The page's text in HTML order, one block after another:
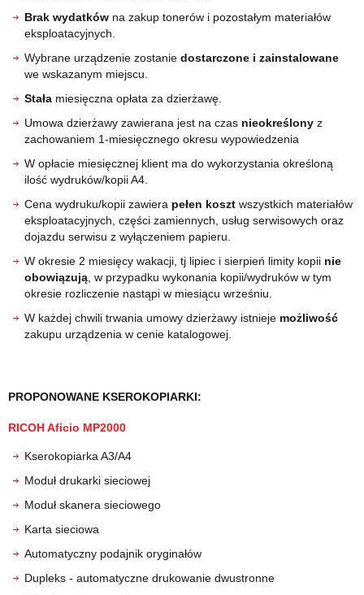
Brak wydatków na zakup tonerów i pozostałym materiałów
eksploatacyjnych.
Wybrane urządzenie zostanie dostarczone i zainstalowane
we wskazanym miejscu.
Stała miesięczna opłata za dzierżawę.
Umowa dzierżawy zawierana jest na czas nieokreślony z
zachowaniem 1-miesięcznego okresu wypowiedzenia
W opłacie miesięcznej klient ma do wykorzystania określoną
ilość wydruków/kopii A4.
Cena wydruku/kopii zawiera pełen koszt wszystkich materiałów
eksploatacyjnych, części zamiennych, usług serwisowych oraz
dojazdu serwisu z wyłączeniem papieru.
W okresie 2 miesięcy wakacji, tj lipiec i sierpień limity kopii nie
obowiązują , w przypadku wykonania kopii/wydruków w tym
okresie rozliczenie nastąpi w miesiącu wrześniu.
W każdej chwili trwania umowy dzierżawy istnieje możliwość
zakupu urządzenia w cenie katalogowej.
PROPONOWANE KSEROKOPIARKI:
RICOH Aficio MP2000
Kserokopiarka A3/A4
Moduł drukarki sieciowej
Moduł skanera sieciowego
Karta sieciowa
Automatyczny podajnik oryginałów
Dupleks - automatyczne drukowanie dwustronne